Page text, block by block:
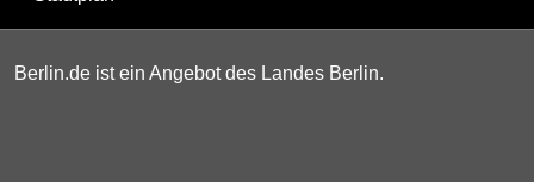
Berlin.de ist ein Angebot des Landes Berlin.